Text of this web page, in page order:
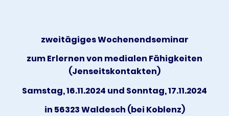
zweitägiges Wochenendseminar
zum Erlernen von medialen Fähigkeiten
(Jenseitskontakten)
Samstag, 16.11.2024 und Sonntag, 17.11.2024
in 56323 Waldesch (bei Koblenz)